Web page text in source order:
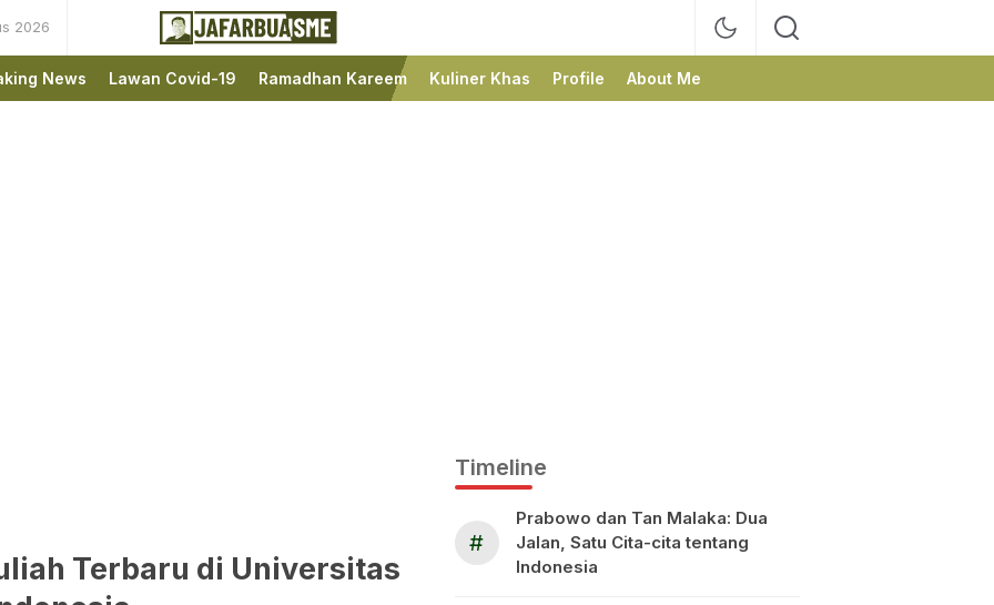
2026
JafarBua
Ini bukan Media Online,
Ini Jafarbuaisme.com
News Lawan Covid-19 Ramadhan Kareem Kuliner Khas Profile About Me
Terbaru di Universitas
Timeline
#
Prabowo dan Tan Malaka: Dua
Jalan, Satu Cita-cita tentang
Indonesia